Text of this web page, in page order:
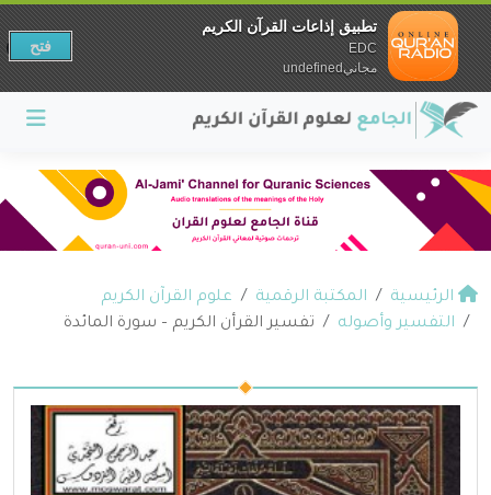
الرئيسية المكتبة الرقمية
علوم القرآن الكريم
التفسير وأصوله
تفسير القرأن الكريم – سورة المائدة
تطبيق إذاعات القرآن الكريم
EDC
مجانيundefined
فتح